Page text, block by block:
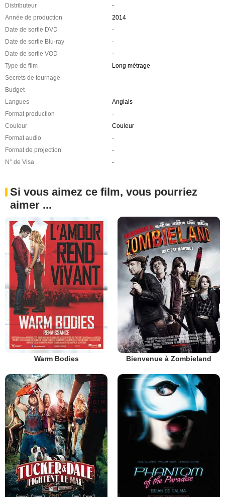
Distributeur
-
Année de production
2014
Date de sortie DVD
-
Date de sortie Blu-ray
-
Date de sortie VOD
-
Type de film
Long métrage
Secrets de tournage
-
Budget
-
Langues
Anglais
Format production
-
Couleur
Couleur
Format audio
-
Format de projection
-
N° de Visa
-
Si vous aimez ce film, vous pourriez
aimer ...
Warm Bodies Bienvenue à Zombieland